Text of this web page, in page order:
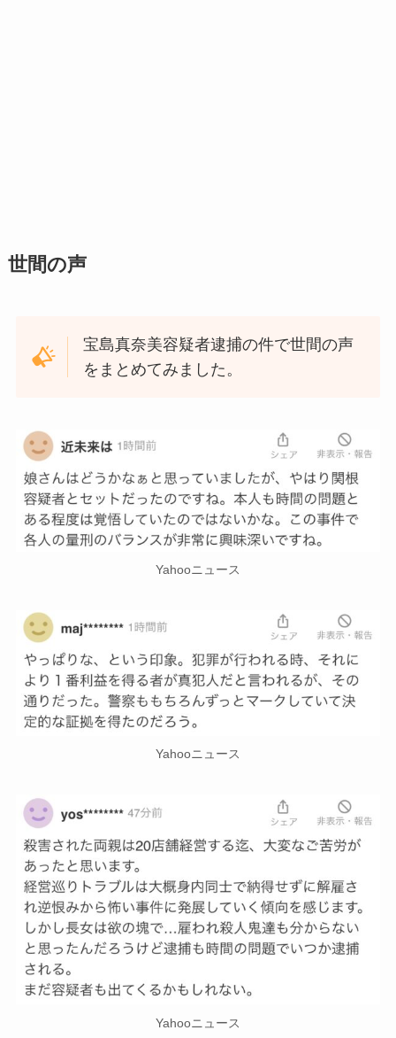
世間の声
宝島真奈美容疑者逮捕の件で世間の声
をまとめてみました。
Yahooニュース
Yahooニュース
Yahooニュース